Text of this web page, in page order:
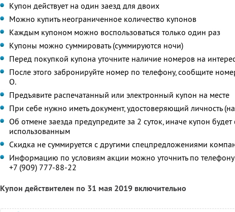
Купон действует на один заезд для двоих
Можно купить неограниченное количество купонов
Каждым купоном можно воспользоваться только один раз
Купоны можно суммировать (суммируются ночи)
Перед покупкой купона уточните наличие номеров на
После этого забронируйте номер по телефону, сообщите
О.
Предъявите распечатанный или электронный купон на месте
При себе нужно иметь документ, удостоверяющий личность
Об отмене заезда предупредите за 2 суток, иначе купон будет
использованным
Скидка не суммируется с другими спецпредложениями
Информацию по условиям акции можно уточнить по
+7 (909) 777-88-22
Купон действителен по 31 мая 2019 включительно